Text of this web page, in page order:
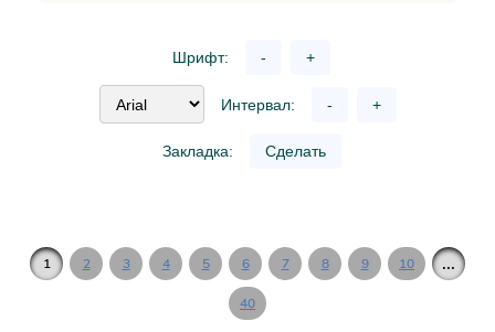
Шрифт: - +
Интервал: - +
Закладка: Сделать
1 2 3 4 5 6 7 8 9 10 ...
40